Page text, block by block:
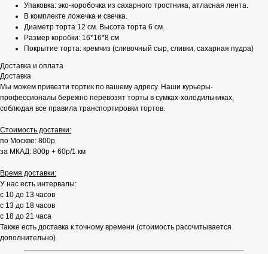
Упаковка: эко-коробочка из сахарного тростника, атласная лента.
В комплекте ложечка и свечка.
Диаметр торта 12 см. Высота торта 6 см.
Размер коробки: 16*16*8 см
Покрытие торта: кремчиз (сливочный сыр, сливки, сахарная пудра)
Доставка и оплата
Доставка
Мы можем привезти тортик по вашему адресу. Наши курьеры-
профессионалы бережно перевозят торты в сумках-холодильниках,
соблюдая все правила транспортировки тортов.
Стоимость доставки:
по Москве: 800р
за МКАД: 800р + 60р/1 км
Время доставки:
У нас есть интервалы:
с 10 до 13 часов
с 13 до 18 часов
с 18 до 21 часа
Также есть доставка к точному времени (стоимость рассчитывается
дополнительно)